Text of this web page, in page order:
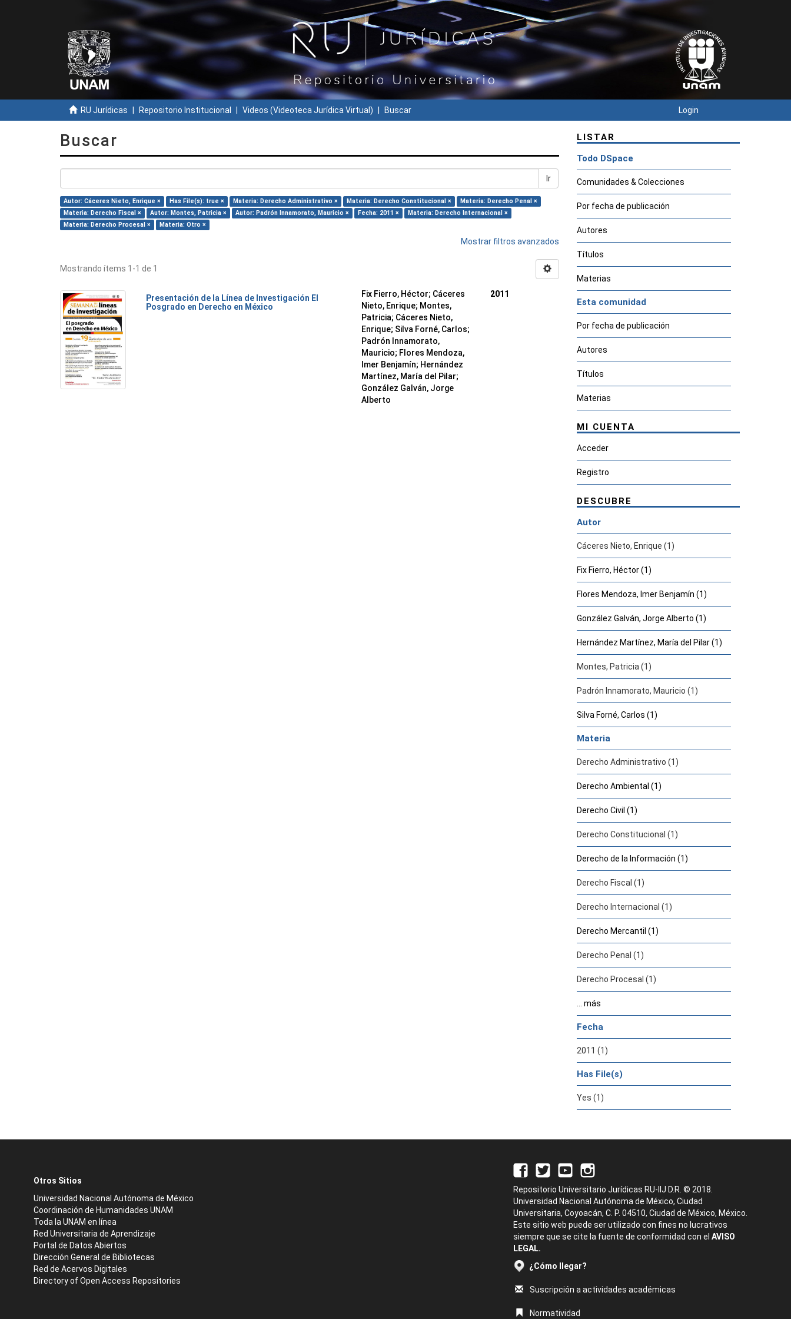
RU Jurídicas Repositorio Institucional Videos (Videoteca Jurídica Virtual) Buscar Login
Buscar
Ir
Autor: Cáceres Nieto, Enrique × Has File(s): true × Materia: Derecho Administrativo × Materia: Derecho Constitucional ×
Materia: Derecho Penal ×
Materia: Derecho Fiscal ×
Autor: Montes, Patricia × Autor: Padrón Innamorato, Mauricio × Fecha: 2011 ×
Materia: Derecho Internacional ×
Materia: Derecho Procesal ×
Materia: Otro ×
Mostrar filtros avanzados
Mostrando ítems 1-1 de 1
Presentación de la Línea de Investigación El
Posgrado en Derecho en México
Fix Fierro, Héctor; Cáceres
Nieto, Enrique; Montes,
Patricia; Cáceres Nieto,
Enrique; Silva Forné, Carlos;
Padrón Innamorato,
Mauricio; Flores Mendoza,
Imer Benjamín; Hernández
Martínez, María del Pilar;
González Galván, Jorge
Alberto
2011
LISTAR
Todo DSpace
Comunidades & Colecciones
Por fecha de publicación
Autores
Títulos
Materias
Esta comunidad
Por fecha de publicación
Autores
Títulos
Materias
MI CUENTA
Acceder
Registro
DESCUBRE
Autor
Cáceres Nieto, Enrique (1)
Fix Fierro, Héctor (1)
Flores Mendoza, Imer Benjamín (1)
González Galván, Jorge Alberto (1)
Hernández Martínez, María del Pilar (1)
Montes, Patricia (1)
Padrón Innamorato, Mauricio (1)
Silva Forné, Carlos (1)
Materia
Derecho Administrativo (1)
Derecho Ambiental (1)
Derecho Civil (1)
Derecho Constitucional (1)
Derecho de la Información (1)
Derecho Fiscal (1)
Derecho Internacional (1)
Derecho Mercantil (1)
Derecho Penal (1)
Derecho Procesal (1)
... más
Fecha
2011 (1)
Has File(s)
Yes (1)
Otros Sitios
Universidad Nacional Autónoma de México
Coordinación de Humanidades UNAM
Toda la UNAM en línea
Red Universitaria de Aprendizaje
Portal de Datos Abiertos
Dirección General de Bibliotecas
Red de Acervos Digitales
Directory of Open Access Repositories
Repositorio Universitario Jurídicas RU-IIJ D.R. © 2018.
Universidad Nacional Autónoma de México, Ciudad
Universitaria, Coyoacán, C. P. 04510, Ciudad de México, México.
Este sitio web puede ser utilizado con fines no lucrativos
siempre que se cite la fuente de conformidad con el AVISO
LEGAL.
¿Cómo llegar?
Suscripción a actividades académicas
Normatividad